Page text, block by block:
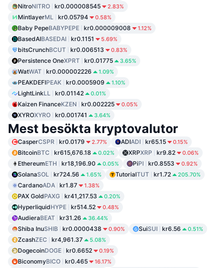
NitroNITRO kr0.000008545 2.83%
MintlayerML kr0.05794 0.58%
Baby PepeBABYPEPE kr0.000009008 1.12%
BasedAIBASEDAI kr0.1151 5.69%
bitsCrunchBCUT kr0.006513 0.83%
Persistence OneXPRT kr0.01775 3.65%
WatWAT kr0.000002226 1.09%
PEAKDEFIPEAK kr0.0005909 1.10%
LightLinkLL kr0.01142 0.01%
Kaizen FinanceKZEN kr0.002225 0.05%
XYROXYRO kr0.001741 3.64%
Mest besökta kryptovalutor
CasperCSPR kr0.0179 2.77% ADIADI kr65.15 0.15%
BitcoinBTC kr615,676.18 0.02% XRPXRP kr9.82 0.06%
EthereumETH kr18,196.90 0.05% PiPI kr0.8553 0.92%
SolanaSOL kr724.56 1.65% TutorialTUT kr1.72 205.70%
CardanoADA kr1.87 1.38%
PAX GoldPAXG kr41,217.53 0.20%
HyperliquidHYPE kr514.52 0.48%
AudieraBEAT kr31.26 36.44%
Shiba InuSHIB kr0.0000438 0.90% SuiSUI kr6.56 0.51%
ZcashZEC kr4,961.37 5.08%
DogecoinDOGE kr0.6652 0.19%
BiconomyBICO kr0.465 16.17%